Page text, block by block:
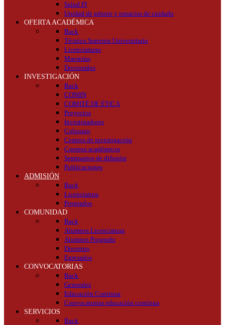
Salud FI
Unidad de género y espacios de cuidado
OFERTA ACADÉMICA
Back
Técnico Superior Universitario
Licenciaturas
Maestrías
Doctorados
INVESTIGACIÓN
Back
CONIIN
COMITÉ DE ÉTICA
Proyectos
Investigadores
Coloquio
Centros de investigación
Cuerpos académicos
Seminarios de difusión
Publicaciones
ADMISIÓN
Back
Licenciatura
Posgrados
COMUNIDAD
Back
Alumnos Licenciatura
Alumnos Posgrado
Docentes
Egresados
CONVOCATORIAS
Back
Generales
Educación Continua
Convocatorias educación continua
SERVICIOS
Back